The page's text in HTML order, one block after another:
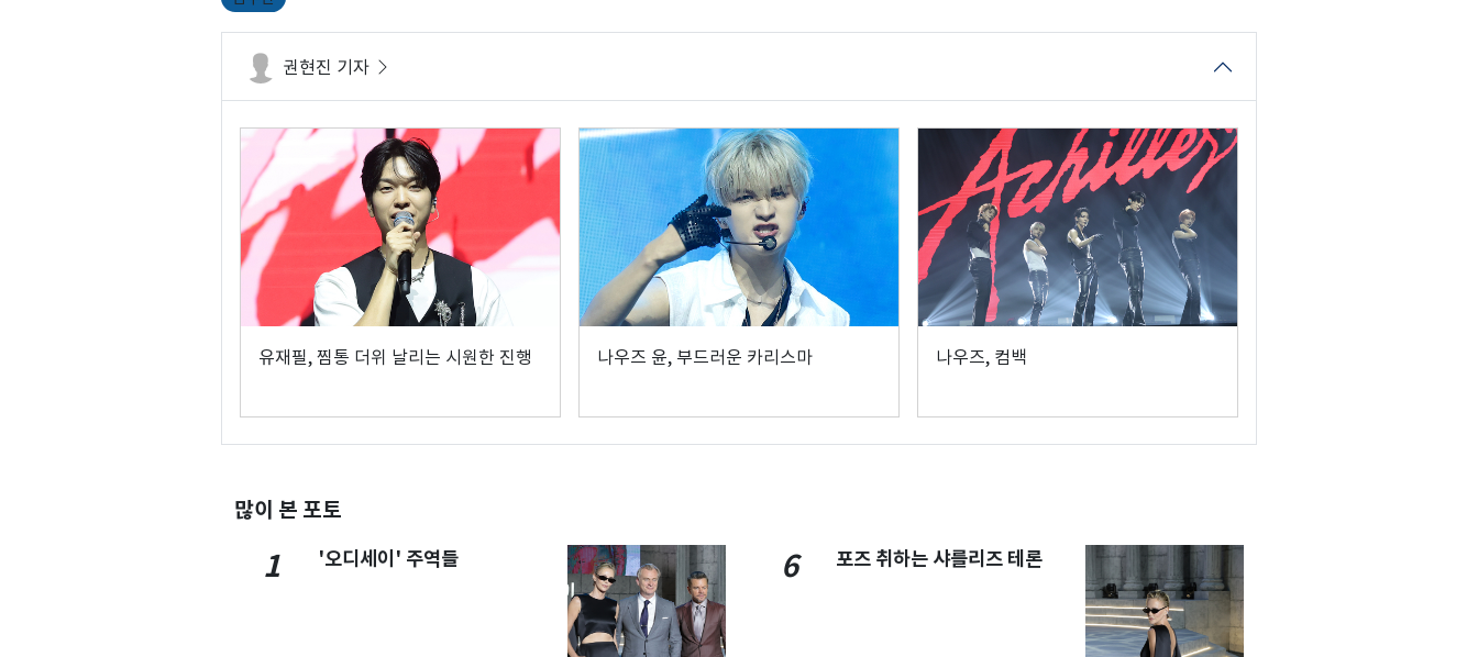
권현진 기자
유재필, 찜통 더위 날리는 시원한 진행 나우즈 윤, 부드러운 카리스마 나우즈, 컴백
많이 본 포토
1 '오디세이' 주역들 6 포즈 취하는 샤를리즈 테론